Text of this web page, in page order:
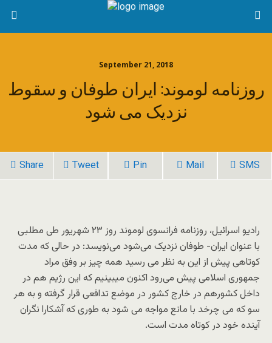
September 21, 2018
روزنامه لوموند: ایران طوفان و سقوط
نزدیک می شود
Share Tweet Pin Mail SMS
رادیو اسرائیل، روزنامه فرانسوی لوموند روز ۲۳ شهریور طی مطلبی
با عنوان ایران- طوفان نزدیک می‌شود می‌نویسد: در حالی که مدت
کوتاهی پیش از این به نظر می رسید همه چیز بر وفق مراد
جمهوری اسلامی پیش می‌رود اکنون میبینیم که این رژیم هم در
داخل کشورهم در خارج کشور در موضع تدافعی قرار گرفته و به هر
سو که می چرخد با مانع مواجه می شود به طوری که آشکارا نگران
آینده خود در کوتاه مدت است.